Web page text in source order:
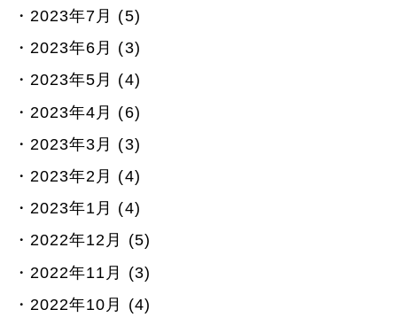
2023年7月 (5)
2023年6月 (3)
2023年5月 (4)
2023年4月 (6)
2023年3月 (3)
2023年2月 (4)
2023年1月 (4)
2022年12月 (5)
2022年11月 (3)
2022年10月 (4)